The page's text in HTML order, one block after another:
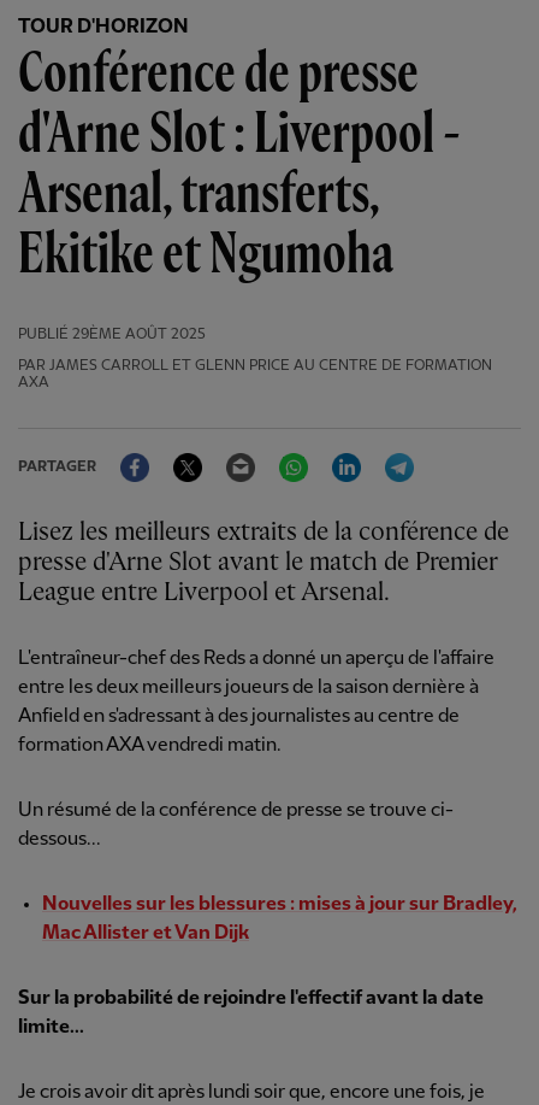
TOUR D'HORIZON
Conférence de presse
d'Arne Slot : Liverpool -
Arsenal, transferts,
Ekitike et Ngumoha
PUBLIÉ 29ÈME AOÛT 2025
PAR JAMES CARROLL ET GLENN PRICE AU CENTRE DE FORMATION
AXA
PARTAGER
FacebookTwitter Email WhatsAppLinkedIn
Lisez les meilleurs extraits de la conférence de
presse d'Arne Slot avant le match de Premier
League entre Liverpool et Arsenal.
L'entraîneur-chef des Reds a donné un aperçu de l'affaire
entre les deux meilleurs joueurs de la saison dernière à
Anfield en s'adressant à des journalistes au centre de
formation AXA vendredi matin.
Un résumé de la conférence de presse se trouve ci-
dessous...
Nouvelles sur les blessures : mises à jour sur Bradley,
Mac Allister et Van Dijk
Sur la probabilité de rejoindre l'effectif avant la date
limite...
Je crois avoir dit après lundi soir que, encore une fois, je